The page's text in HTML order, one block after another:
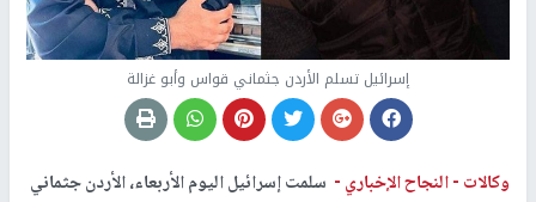
إسرائيل تسلم الأردن جثماني قواس وأبو غزالة
وكالات -النجاح الإخباري - سلمت إسرائيل اليوم الأربعاء، الأردن جثماني